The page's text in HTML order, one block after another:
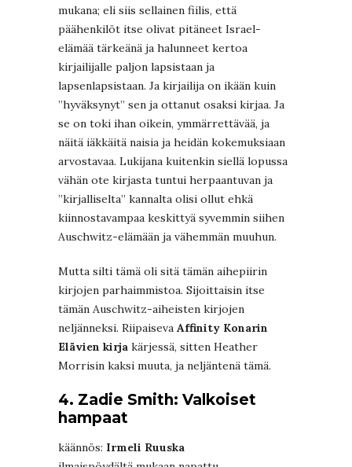
mukana; eli siis sellainen fiilis, että
päähenkilöt itse olivat pitäneet Israel-
elämää tärkeänä ja halunneet kertoa
kirjailijalle paljon lapsistaan ja
lapsenlapsistaan. Ja kirjailija on ikään kuin
”hyväksynyt” sen ja ottanut osaksi kirjaa. Ja
se on toki ihan oikein, ymmärrettävää, ja
näitä iäkkäitä naisia ja heidän kokemuksiaan
arvostavaa. Lukijana kuitenkin siellä lopussa
vähän ote kirjasta tuntui herpaantuvan ja
”kirjalliselta” kannalta olisi ollut ehkä
kiinnostavampaa keskittyä syvemmin siihen
Auschwitz-elämään ja vähemmän muuhun.
Mutta silti tämä oli sitä tämän aihepiirin
kirjojen parhaimmistoa. Sijoittaisin itse
tämän Auschwitz-aiheisten kirjojen
neljänneksi. Riipaiseva Affinity Konarin
Elävien kirja kärjessä, sitten Heather
Morrisin kaksi muuta, ja neljäntenä tämä.
4. Zadie Smith: Valkoiset
hampaat
käännös: Irmeli Ruuska